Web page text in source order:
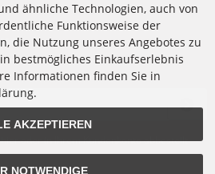
oder in Ihrem Kundenkonto abbestellt
ähnliche Technologien, auch von
Funktionsweise der
die Nutzung unseres Angebotes zu
bestmögliches Einkaufserlebnis
Informationen finden Sie in
AKZEPTIEREN
NOTWENDIGE